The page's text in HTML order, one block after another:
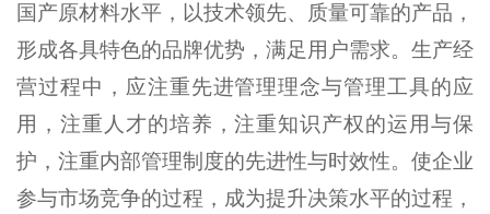
国产原材料水平，以技术领先、质量可靠的产品，
形成各具特色的品牌优势，满足用户需求。生产经
营过程中，应注重先进管理理念与管理工具的应
用，注重人才的培养，注重知识产权的运用与保
护 ，注重内部管理制度的先进性与时效性。使企业
参与市场竞争的过程，成为提升决策水平的过程，